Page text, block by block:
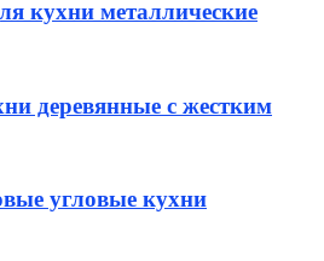
кухни металлические
деревянные с жестким
угловые кухни